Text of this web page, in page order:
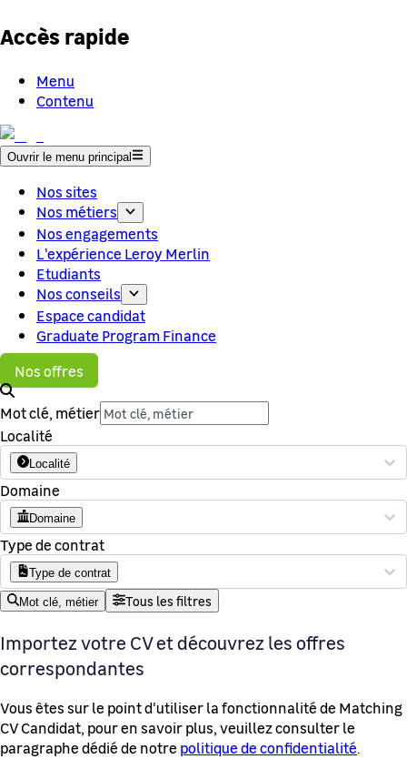
Accès rapide
Menu
Contenu
Ouvrir le menu principal
Nos sites
Nos métiers
Nos engagements
L'expérience Leroy Merlin
Etudiants
Nos conseils
Espace candidat
Graduate Program Finance
Nos offres
Mot clé, métier
Localité
Localité
Domaine
Domaine
Type de contrat
Type de contrat
Mot clé, métier Tous les filtres
Importez votre CV et découvrez les offres
correspondantes
Vous êtes sur le point d'utiliser la fonctionnalité de Matching
CV Candidat, pour en savoir plus, veuillez consulter le
paragraphe dédié de notre politique de confidentialité.